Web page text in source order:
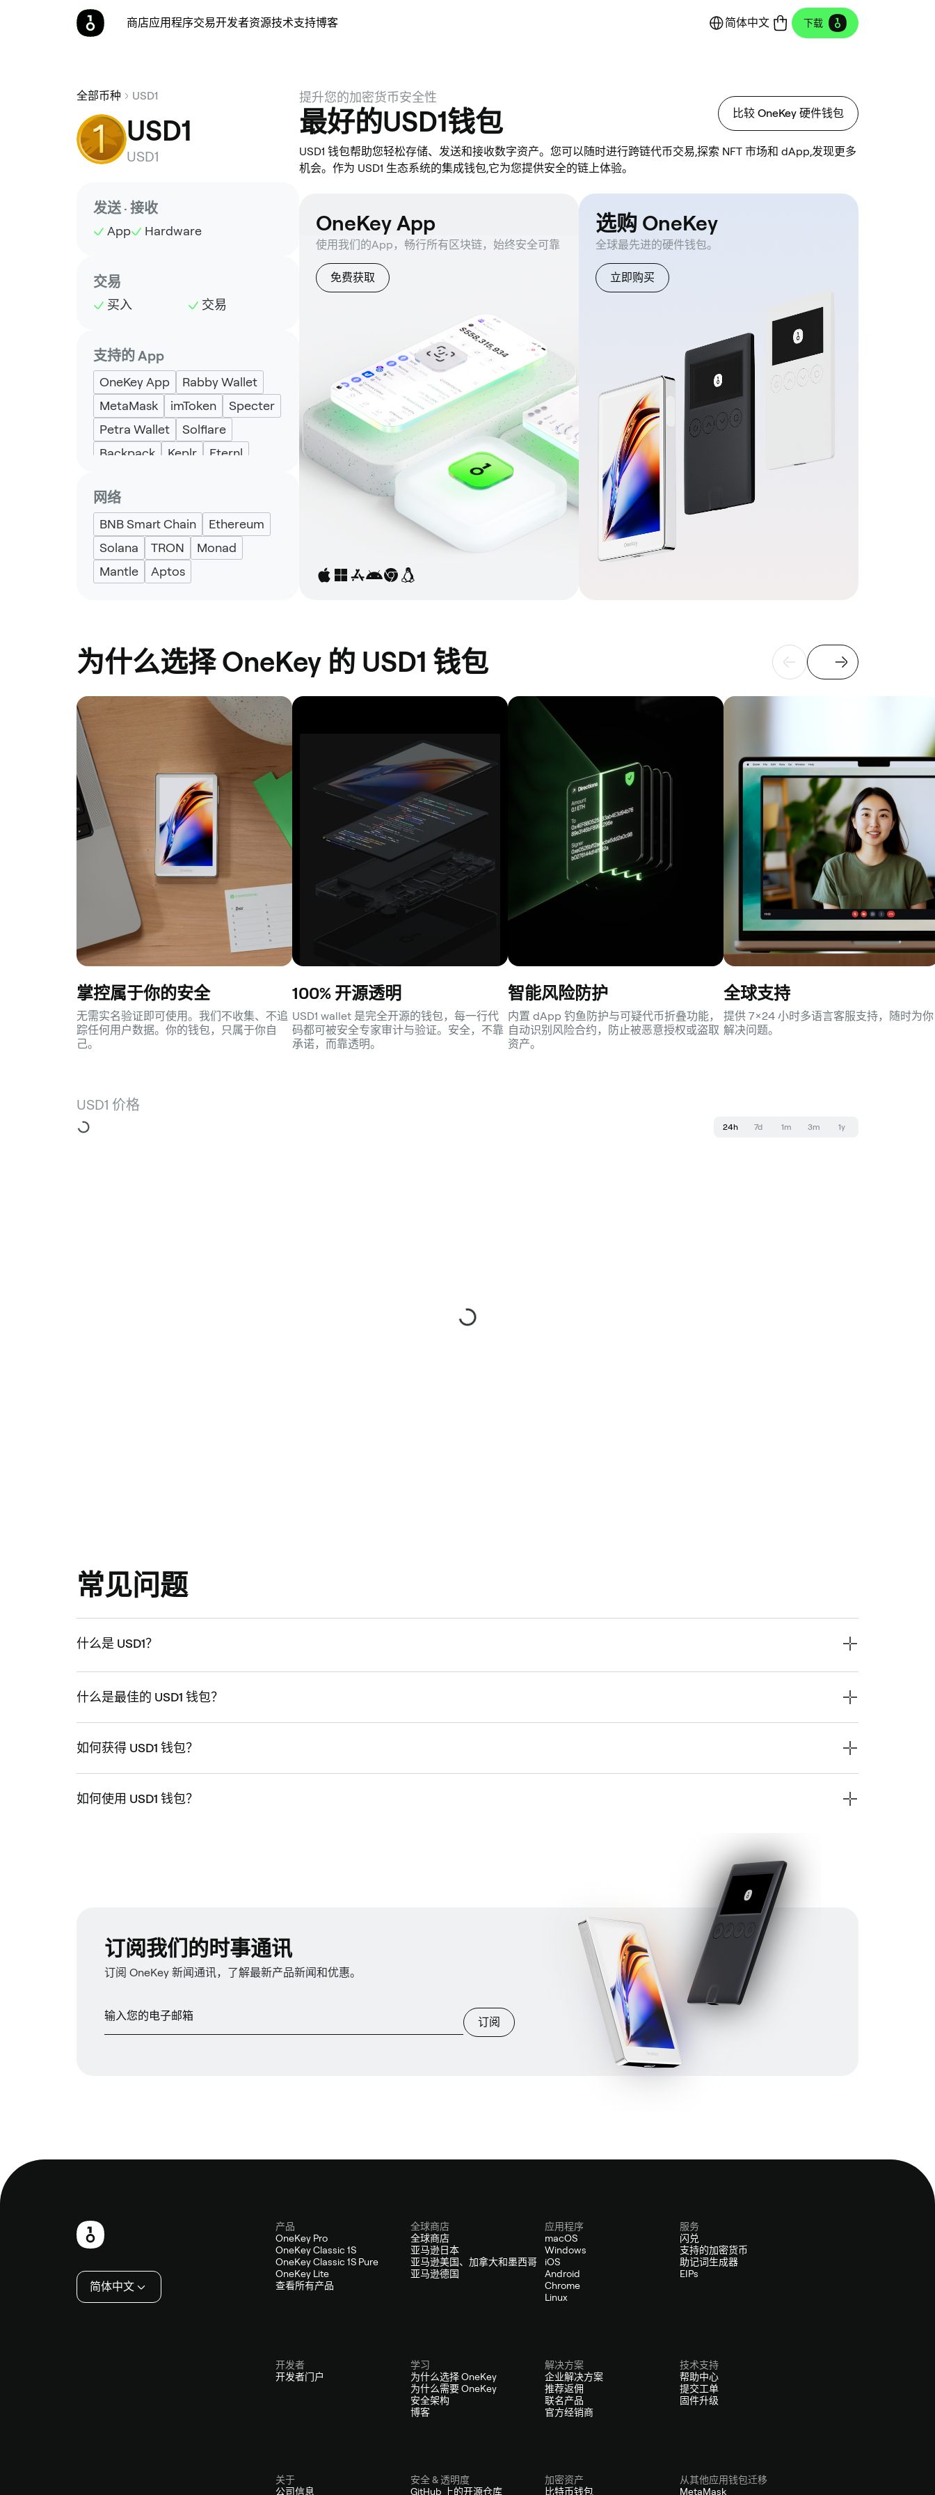
商店应用程序交易开发者资源技术支持博客 简体中文 下载
全部币种 USD1
USD1
USD1
发送 · 接收
App Hardware
交易
买入 交易
支持的 App
OneKey App
Rabby Wallet
MetaMask
imToken
Specter
Petra Wallet
Solflare
Backpack
Keplr
Eternl
网络
BNB Smart Chain
Ethereum
Solana
TRON
Monad
Mantle
Aptos
提升您的加密货币安全性
最好的USD1钱包 比较 OneKey 硬件钱包
USD1 钱包帮助您轻松存储、发送和接收数字资产。您可以随时进行跨链代币交易,探索 NFT 市场和 dApp,发现更多
机会。作为 USD1 生态系统的集成钱包,它为您提供安全的链上体验。
OneKey App
使用我们的App，畅行所有区块链，始终安全可靠
免费获取
选购 OneKey
全球最先进的硬件钱包。
立即购买
为什么选择 OneKey 的 USD1 钱包
掌控属于你的安全
无需实名验证即可使用。我们不收集、不追
踪任何用户数据。你的钱包，只属于你自
己。
100% 开源透明
USD1 wallet 是完全开源的钱包，每一行代
码都可被安全专家审计与验证。安全，不靠
承诺，而靠透明。
智能风险防护
内置 dApp 钓鱼防护与可疑代币折叠功能，
自动识别风险合约，防止被恶意授权或盗取
资产。
全球支持
提供 7×24 小时多语言客服支持，随时为你
解决问题。
USD1 价格
24h 7d 1m 3m 1y
常见问题
什么是 USD1？
什么是最佳的 USD1 钱包？
如何获得 USD1 钱包？
如何使用 USD1 钱包？
订阅我们的时事通讯
订阅 OneKey 新闻通讯，了解最新产品新闻和优惠。
订阅
简体中文
产品
OneKey Pro
OneKey Classic 1S
OneKey Classic 1S Pure
OneKey Lite
查看所有产品
全球商店
全球商店
亚马逊日本
亚马逊美国、加拿大和墨西哥
亚马逊德国
应用程序
macOS
Windows
iOS
Android
Chrome
Linux
服务
闪兑
支持的加密货币
助记词生成器
EIPs
开发者
开发者门户
学习
为什么选择 OneKey
为什么需要 OneKey
安全架构
博客
解决方案
企业解决方案
推荐返佣
联名产品
官方经销商
技术支持
帮助中心
提交工单
固件升级
关于
公司信息
安全 & 透明度
GitHub 上的开源仓库
加密资产
比特币钱包
从其他应用钱包迁移
MetaMask